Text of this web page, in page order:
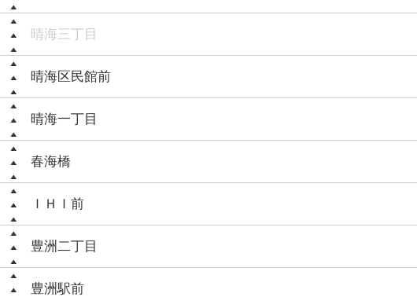
晴海三丁目
晴海区民館前
晴海一丁目
春海橋
ＩＨＩ前
豊洲二丁目
豊洲駅前